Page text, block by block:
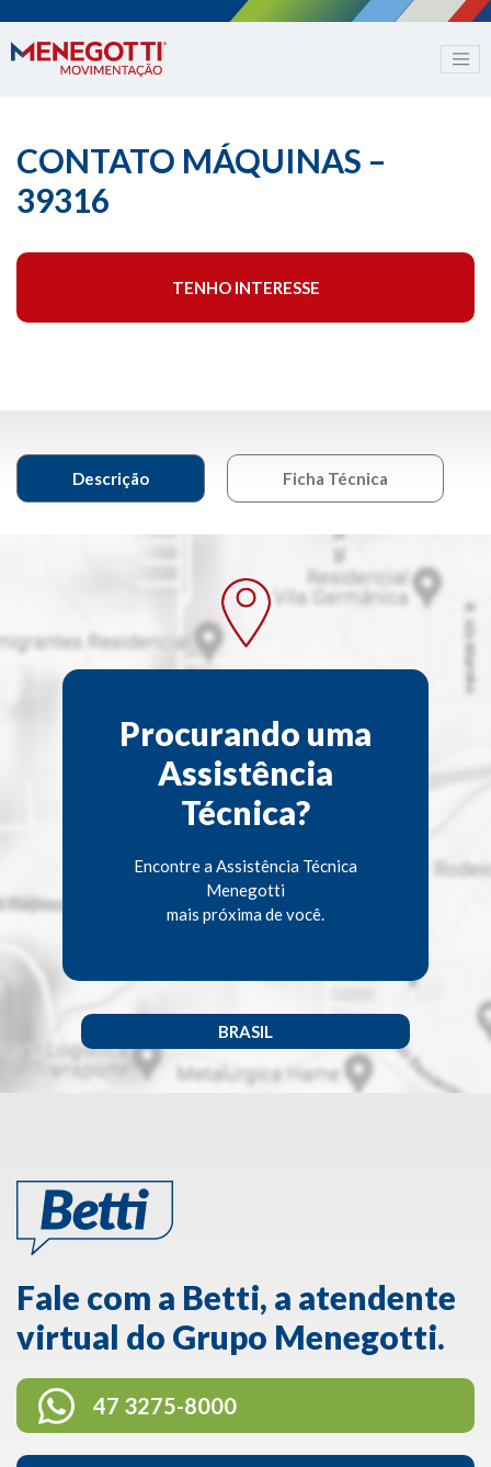
CONTATO MÁQUINAS –
39316
TENHO INTERESSE
Descrição Ficha Técnica
Procurando uma
Assistência
Técnica?
Encontre a Assistência Técnica
Menegotti
mais próxima de você.
BRASIL
Fale com a Betti, a atendente
virtual do Grupo Menegotti.
47 3275-8000